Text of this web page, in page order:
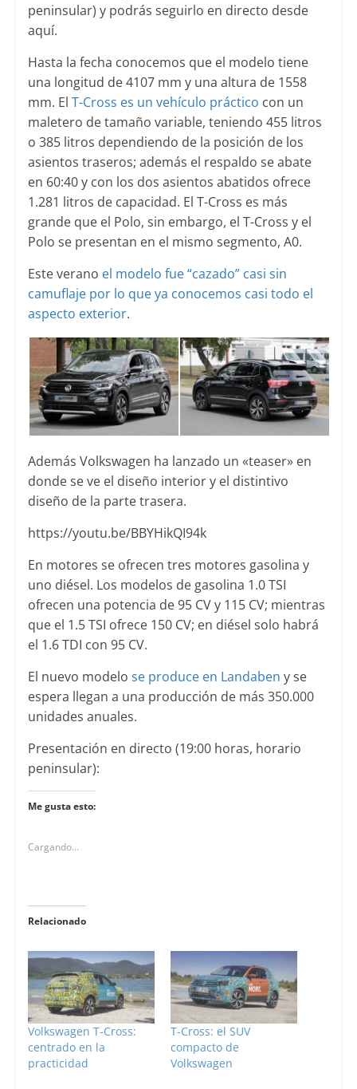
peninsular) y podrás seguirlo en directo desde
aquí.
Hasta la fecha conocemos que el modelo tiene
una longitud de 4107 mm y una altura de 1558
mm. El T-Cross es un vehículo práctico con un
maletero de tamaño variable, teniendo 455 litros
o 385 litros dependiendo de la posición de los
asientos traseros; además el respaldo se abate
en 60:40 y con los dos asientos abatidos ofrece
1.281 litros de capacidad. El T-Cross es más
grande que el Polo, sin embargo, el T-Cross y el
Polo se presentan en el mismo segmento, A0.
Este verano el modelo fue “cazado” casi sin
camuflaje por lo que ya conocemos casi todo el
aspecto exterior.
Además Volkswagen ha lanzado un «teaser» en
donde se ve el diseño interior y el distintivo
diseño de la parte trasera.
https://youtu.be/BBYHikQI94k
En motores se ofrecen tres motores gasolina y
uno diésel. Los modelos de gasolina 1.0 TSI
ofrecen una potencia de 95 CV y 115 CV; mientras
que el 1.5 TSI ofrece 150 CV; en diésel solo habrá
el 1.6 TDI con 95 CV.
El nuevo modelo se produce en Landaben y se
espera llegan a una producción de más 350.000
unidades anuales.
Presentación en directo (19:00 horas, horario
peninsular):
Me gusta esto:
Cargando...
Relacionado
Volkswagen T-Cross:
centrado en la
practicidad
T-Cross: el SUV
compacto de
Volkswagen